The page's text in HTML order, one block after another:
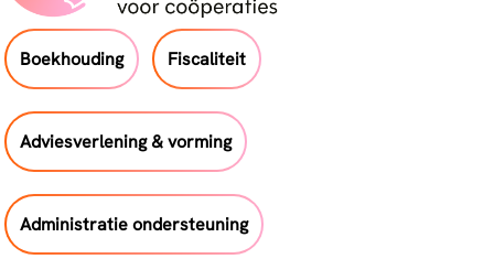
Boekhouding Fiscaliteit
Adviesverlening & vorming
Administratie ondersteuning